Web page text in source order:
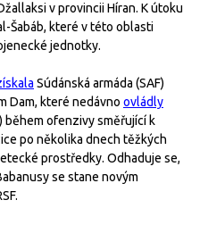
v provincii Híran. K útoku
Šabáb, které v této oblasti
jednotky.
Súdánská armáda (SAF)
Dam, které nedávno ovládly
během ofenzivy směřující k
po několika dnech těžkých
prostředky. Odhaduje se,
se stane novým